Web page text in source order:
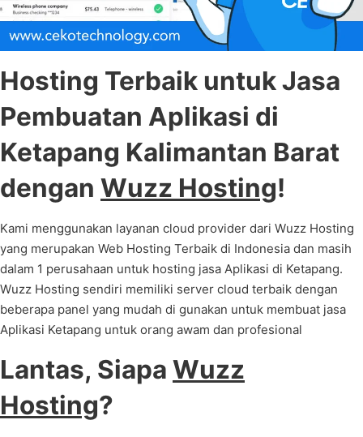
Hosting Terbaik untuk Jasa
Pembuatan Aplikasi di
Ketapang Kalimantan Barat
dengan Wuzz Hosting!
Kami menggunakan layanan cloud provider dari Wuzz Hosting
yang merupakan Web Hosting Terbaik di Indonesia dan masih
dalam 1 perusahaan untuk hosting jasa Aplikasi di Ketapang.
Wuzz Hosting sendiri memiliki server cloud terbaik dengan
beberapa panel yang mudah di gunakan untuk membuat jasa
Aplikasi Ketapang untuk orang awam dan profesional
Lantas, Siapa Wuzz
Hosting?